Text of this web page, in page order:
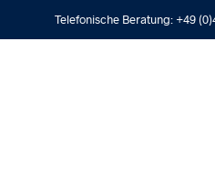
Telefonische Beratung: +49